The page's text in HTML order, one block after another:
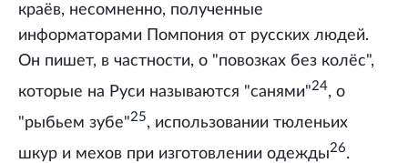
краёв, несомненно, полученные
информаторами Помпония от русских людей.
Он пишет, в частности, о "повозках без колёс",
которые на Руси называются "санями"24, о
"рыбьем зубе"25, использовании тюленьих
шкур и мехов при изготовлении одежды26.